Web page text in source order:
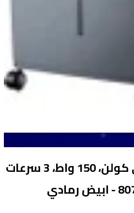
مكيف صحراوي كولن، 150 واط، 3 سرعات